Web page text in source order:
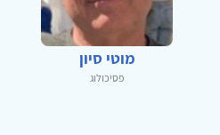
מוטי סיון
פסיכולוג